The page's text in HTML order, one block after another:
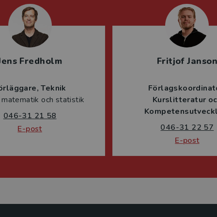
Fredholm
Teknik
matematik och statistik
046-31 21 58
E-post
Fritjof Janson
Kurslitteratur
046-31 22 57
E-post